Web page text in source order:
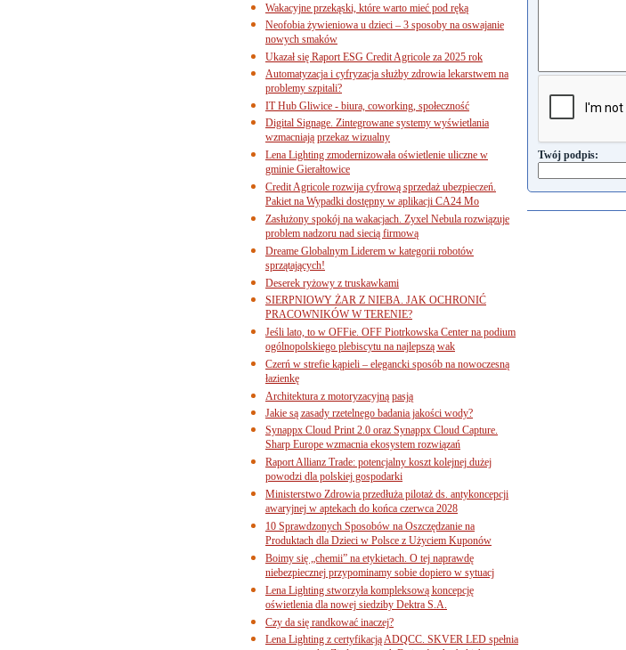
Twój podpis:
Wakacyjne przekąski, które warto mieć pod ręką
Neofobia żywieniowa u dzieci – 3 sposoby na oswajanie
nowych smaków
Ukazał się Raport ESG Credit Agricole za 2025 rok
Automatyzacja i cyfryzacja służby zdrowia lekarstwem na
problemy szpitali?
IT Hub Gliwice - biura, coworking, społeczność
Digital Signage. Zintegrowane systemy wyświetlania
wzmacniają przekaz wizualny
Lena Lighting zmodernizowała oświetlenie uliczne w
gminie Gierałtowice
Credit Agricole rozwija cyfrową sprzedaż ubezpieczeń.
Pakiet na Wypadki dostępny w aplikacji CA24 Mo
Zasłużony spokój na wakacjach. Zyxel Nebula rozwiązuje
problem nadzoru nad siecią firmową
Dreame Globalnym Liderem w kategorii robotów
sprzątających!
Deserek ryżowy z truskawkami
SIERPNIOWY ŻAR Z NIEBA. JAK OCHRONIĆ
PRACOWNIKÓW W TERENIE?
Jeśli lato, to w OFFie. OFF Piotrkowska Center na podium
ogólnopolskiego plebiscytu na najlepszą wak
Czerń w strefie kąpieli – elegancki sposób na nowoczesną
łazienkę
Architektura z motoryzacyjną pasją
Jakie są zasady rzetelnego badania jakości wody?
Synappx Cloud Print 2.0 oraz Synappx Cloud Capture.
Sharp Europe wzmacnia ekosystem rozwiązań
Raport Allianz Trade: potencjalny koszt kolejnej dużej
powodzi dla polskiej gospodarki
Ministerstwo Zdrowia przedłuża pilotaż ds. antykoncepcji
awaryjnej w aptekach do końca czerwca 2028
10 Sprawdzonych Sposobów na Oszczędzanie na
Produktach dla Dzieci w Polsce z Użyciem Kuponów
Boimy się „chemii” na etykietach. O tej naprawdę
niebezpiecznej przypominamy sobie dopiero w sytuacj
Lena Lighting stworzyła kompleksową koncepcję
oświetlenia dla nowej siedziby Dektra S.A.
Czy da się randkować inaczej?
Lena Lighting z certyfikacją ADQCC. SKVER LED spełnia